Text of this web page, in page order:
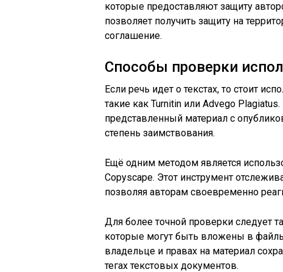
которые предоставляют защиту
позволяет получить защиту на
соглашение.
Способы проверки
Если речь идет о текстах, то стоит
такие как Turnitin или Advego
представленный материал с
степень заимствования.
Ещё одним методом является
Copyscape. Этот инструмент
позволяя авторам своевременно
Для более точной проверки следует
которые могут быть вложены в
владельце и правах на материал
тегах текстовых документов.